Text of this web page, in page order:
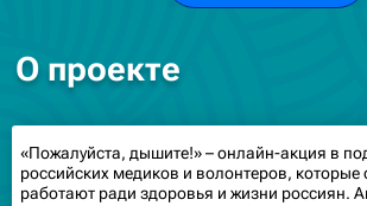
О проекте
«Пожалуйста, дышите!» – онлайн-акция в
российских медиков и волонтеров,
работают ради здоровья и жизни россиян.